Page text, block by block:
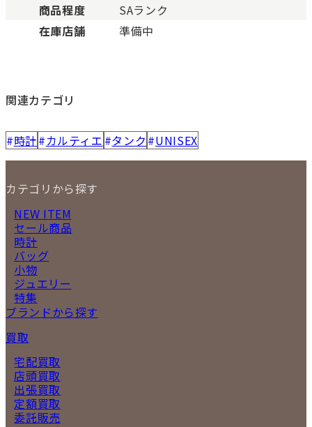
商品程度
SAランク
在庫店舗
準備中
関連カテゴリ
時計 カルティエ タンク UNISEX
カテゴリから探す
NEW ITEM
セール商品
時計
バッグ
小物
ジュエリー
特集
ブランドから探す
買取
宅配買取
店頭買取
出張買取
定額買取
委託販売